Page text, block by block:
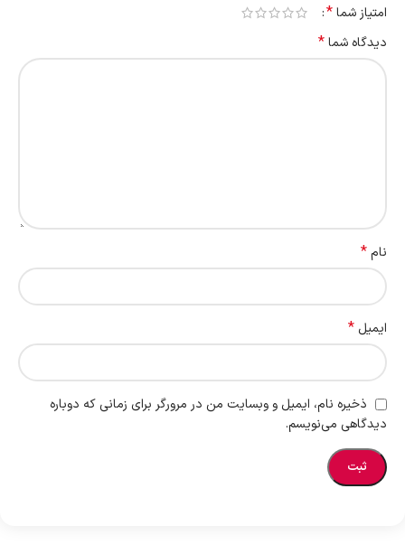
امتیاز شما*
دیدگاه شما*
نام*
ایمیل *
ذخیره نام، ایمیل و وبسایت من در مرورگر برای زمانی که دوباره
دیدگاهی می‌نویسم.